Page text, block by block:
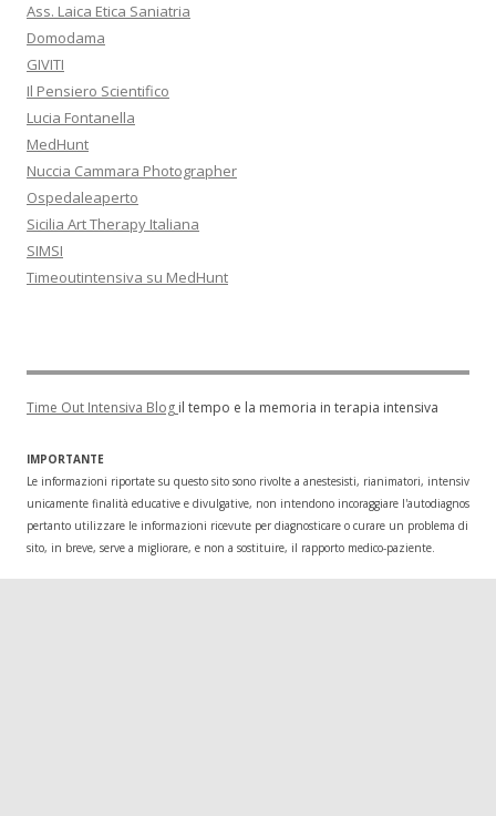
Ass. Laica Etica Saniatria
Domodama
GIVITI
Il Pensiero Scientifico
Lucia Fontanella
MedHunt
Nuccia Cammara Photographer
Ospedaleaperto
Sicilia Art Therapy Italiana
SIMSI
Timeoutintensiva su MedHunt
Time Out Intensiva Blog il tempo e la memoria in terapia intensiva
IMPORTANTE
Le informazioni riportate su questo sito sono rivolte a anestesisti, rianimatori,
unicamente finalità educative e divulgative, non intendono incoraggiare l'autodiagnosi o
pertanto utilizzare le informazioni ricevute per diagnosticare o curare un problema di
sito, in breve, serve a migliorare, e non a sostituire, il rapporto medico-paziente.